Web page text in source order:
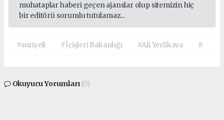
muhataplar haberi geçen ajanslar olup sitemizin hiç
bir editörü sorumlu tutulamaz...
#suriyeli #İçişleri Bakanlığı #Ali Yerlikaya #
Okuyucu Yorumları(0)